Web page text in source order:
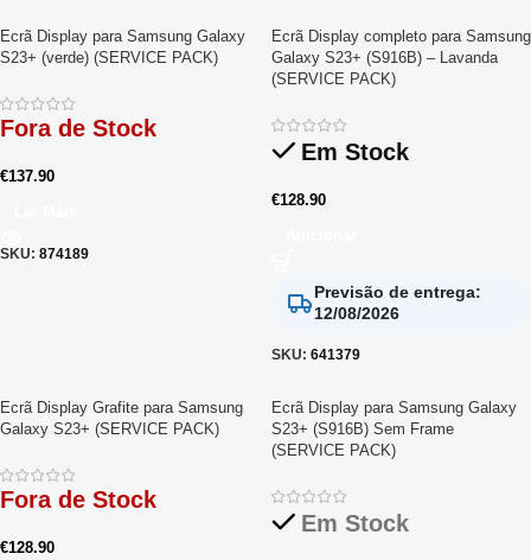
Ecrã Display para Samsung Galaxy
S23+ (verde) (SERVICE PACK)
Fora de Stock
€137.90
SKU: 874189
Ecrã Display completo para Samsung
Galaxy S23+ (S916B) – Lavanda
(SERVICE PACK)
Em Stock
€128.90
Previsão de entrega:
12/08/2026
SKU: 641379
Ecrã Display Grafite para Samsung
Galaxy S23+ (SERVICE PACK)
Fora de Stock
€128.90
Ecrã Display para Samsung Galaxy
S23+ (S916B) Sem Frame
(SERVICE PACK)
Em Stock